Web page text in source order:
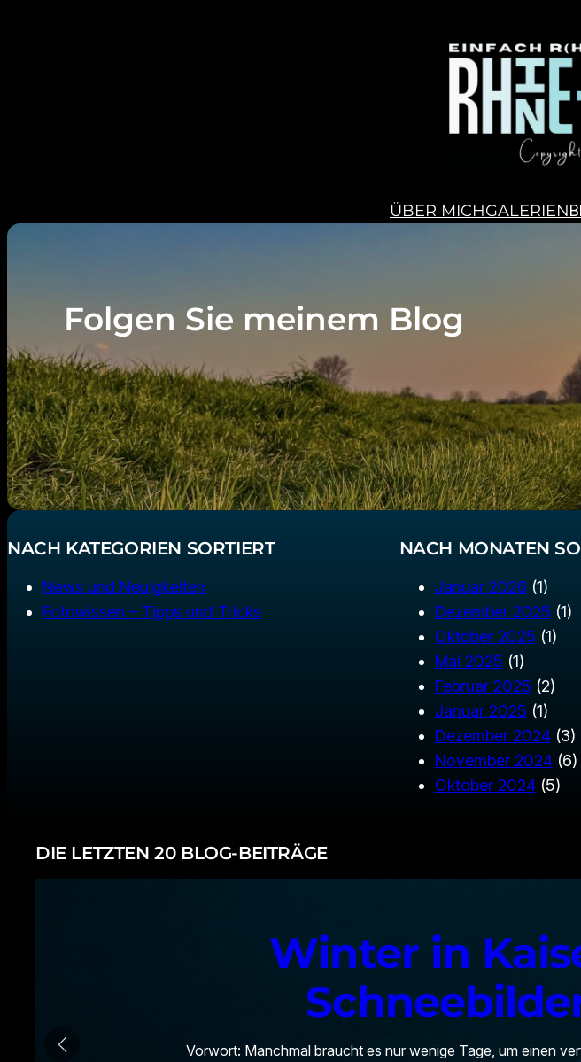
ÜBER MICHGALERIEN
Folgen Sie meinem Blog
NACH KATEGORIEN SORTIERT
News und Neuigkeiten
Fotowissen – Tipps und Tricks
NACH MONATEN
Januar 2026 (1)
Dezember 2025 (1)
Oktober 2025 (1)
Mai 2025 (1)
Februar 2025 (2)
Januar 2025 (1)
Dezember 2024(3)
November 2024(6)
Oktober 2024(5)
DIE LETZTEN 20 BLOG-BEITRÄGE
Winter in
Vorwort: Manchmal braucht es nur wenige Tage, um einen